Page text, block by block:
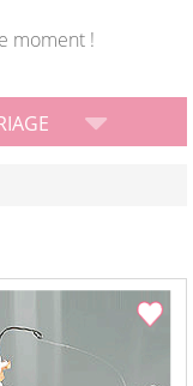
sans frais*
moment !